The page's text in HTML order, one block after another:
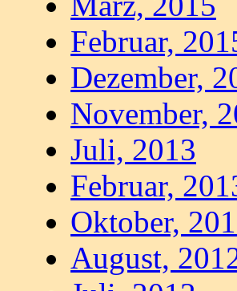
Februar,
Dezember,
November,
Juli, 2013
Februar,
Oktober,
August,